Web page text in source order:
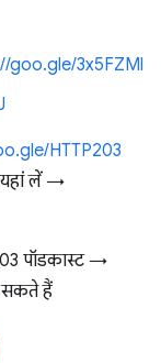
goo.gle/3x5FZMl
HTTP203
यहां लें →
पॉडकास्ट →
हैं